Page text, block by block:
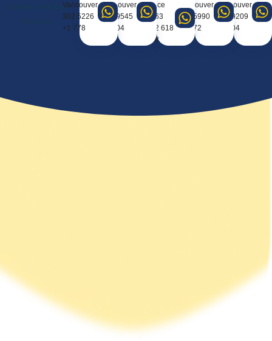
9209 388
Vancouver
5990 667
0963
618 912
Vancouver
9545 404
Vancouver
5226 302
Company. All Rights
Reserved